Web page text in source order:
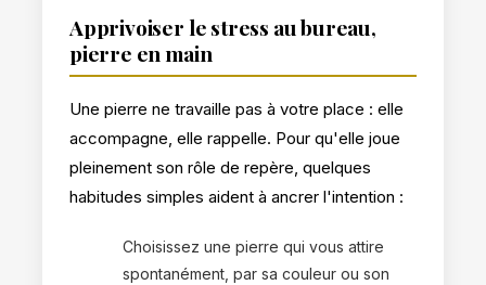
Apprivoiser le stress au bureau,
pierre en main
Une pierre ne travaille pas à votre place : elle
accompagne, elle rappelle. Pour qu'elle joue
pleinement son rôle de repère, quelques
habitudes simples aident à ancrer l'intention :
Choisissez une pierre qui vous attire
spontanément, par sa couleur ou son